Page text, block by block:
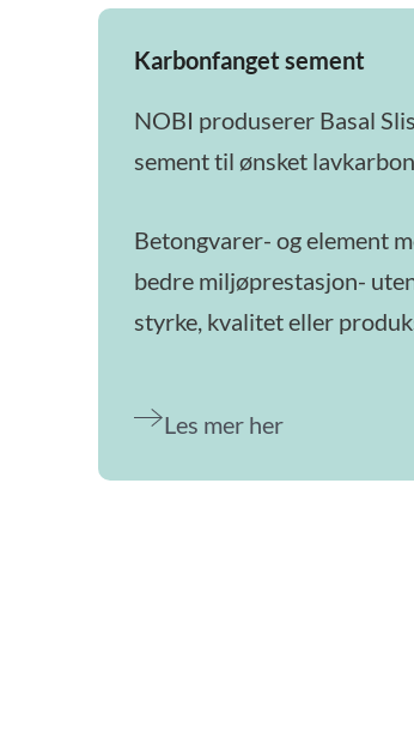
Karbonfanget sement
NOBI produserer Basal
sement til ønsket
Betongvarer- og element
bedre miljøprestasjon-
styrke, kvalitet eller
Les mer her